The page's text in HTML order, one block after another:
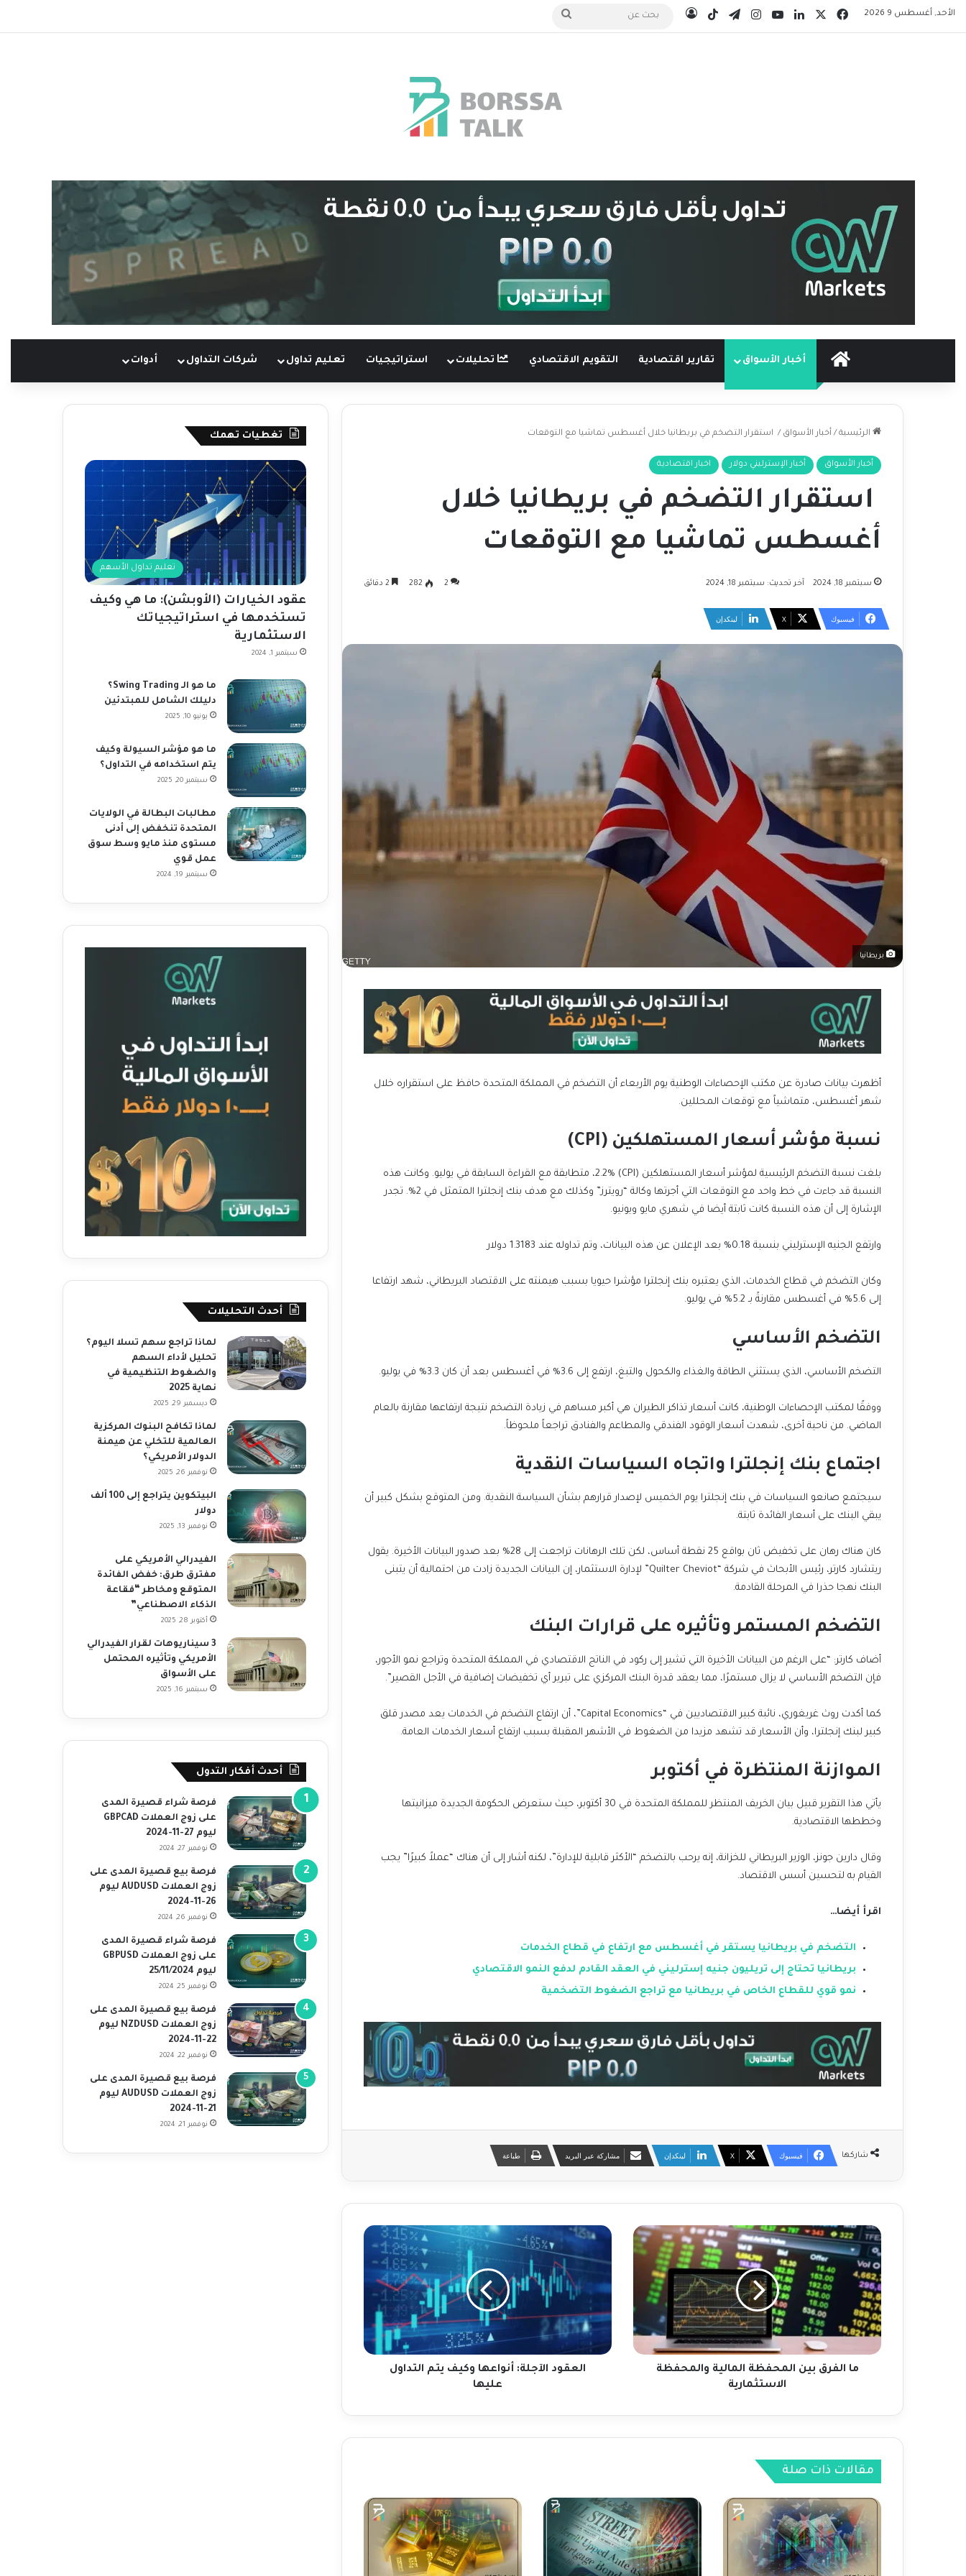
الأحد, أغسطس 9 2026 فيسبوك لينكدإن‫YouTubeانستقرامتيلقرام‫TikTokتسجيل الدخول
الرئيسيةأخبار الأسواق تقارير اقتصادية التقويم الاقتصادي تحليلات استراتيجيات تعليم تداول شركات التداول أدوات
الرئيسية / أخبار الأسواق / استقرار التضخم في بريطانيا خلال أغسطس تماشيا مع التوقعات
أخبار الأسواق أخبار الإسترليني دولار اخبار اقتصادية
استقرار التضخم في بريطانيا خلال
أغسطس تماشيا مع التوقعات
سبتمبر 18, 2024 آخر تحديث: سبتمبر 18, 2024 2
282
فيسبوك ‫X لينكدإن
بريطانيا
أظهرت بيانات صادرة عن مكتب الإحصاءات الوطنية يوم الأربعاء أن التضخم في المملكة المتحدة حافظ على استقراره خلال
شهر أغسطس، متماشياً مع توقعات المحللين.
نسبة مؤشر أسعار المستهلكين (CPI)
بلغت نسبة التضخم الرئيسية لمؤشر أسعار المستهلكين (CPI) 2.2%، متطابقة مع القراءة السابقة في يوليو. وكانت هذه
النسبة قد جاءت في خط واحد مع التوقعات التي أجرتها وكالة “رويترز” وكذلك مع هدف بنك إنجلترا المتمثل في 2%. تجدر
الإشارة إلى أن هذه النسبة كانت ثابتة أيضا في شهري مايو ويونيو.
وارتفع الجنيه الإسترليني بنسبة 0.18% بعد الإعلان عن هذه البيانات، وتم تداوله عند 1.3183 دولار
وكان التضخم في قطاع الخدمات، الذي يعتبره بنك إنجلترا مؤشرا حيويا بسبب هيمنته على الاقتصاد البريطاني، شهد ارتفاعا
إلى 5.6% في أغسطس مقارنةً بـ 5.2% في يوليو.
التضخم الأساسي
التضخم الأساسي، الذي يستثني الطاقة والغذاء والكحول والتبغ، ارتفع إلى 3.6% في أغسطس بعد أن كان 3.3% في يوليو.
ووفقًا لمكتب الإحصاءات الوطنية، كانت أسعار تذاكر الطيران هي أكبر مساهم في زيادة التضخم نتيجة ارتفاعها مقارنة بالعام
الماضي. من ناحية أخرى، شهدت أسعار الوقود الفندقي والمطاعم والفنادق تراجعاً ملحوظاً.
اجتماع بنك إنجلترا واتجاه السياسات النقدية
سيجتمع صانعو السياسات في بنك إنجلترا يوم الخميس لإصدار قرارهم بشأن السياسة النقدية. ومن المتوقع بشكل كبير أن
يبقي البنك على أسعار الفائدة ثابتة.
كان هناك رهان على تخفيض ثان بواقع 25 نقطة أساس، لكن تلك الرهانات تراجعت إلى 28% بعد صدور البيانات الأخيرة. يقول
ريتشارد كارتر، رئيس الأبحاث في شركة “Quilter Cheviot” لإدارة الاستثمار، إن البيانات الجديدة زادت من احتمالية أن يتبنى
البنك نهجا حذرا في المرحلة القادمة.
التضخم المستمر وتأثيره على قرارات البنك
أضاف كارتر: “على الرغم من البيانات الأخيرة التي تشير إلى ركود في الناتج الاقتصادي في المملكة المتحدة وتراجع نمو الأجور،
فإن التضخم الأساسي لا يزال مستمرًا، مما يعقد قدرة البنك المركزي على تبرير أي تخفيضات إضافية في الأجل القصير”.
كما أكدت روث غريغوري، نائبة كبير الاقتصاديين في “Capital Economics”، أن ارتفاع التضخم في الخدمات يعد مصدر قلق
كبير لبنك إنجلترا، وأن الأسعار قد تشهد مزيدا من الضغوط في الأشهر المقبلة بسبب ارتفاع أسعار الخدمات العامة.
الموازنة المنتظرة في أكتوبر
يأتي هذا التقرير قبيل بيان الخريف المنتظر للمملكة المتحدة في 30 أكتوبر، حيث ستعرض الحكومة الجديدة ميزانيتها
وخططها الاقتصادية.
وقال دارين جونز، الوزير البريطاني للخزانة، إنه يرحب بالتضخم “الأكثر قابلية للإدارة”، لكنه أشار إلى أن هناك “عملاً كبيرًا” يجب
القيام به لتحسين أسس الاقتصاد.
اقرأ أيضا…
التضخم في بريطانيا يستقر في أغسطس مع ارتفاع في قطاع الخدمات
بريطانيا تحتاج إلى تريليون جنيه إسترليني في العقد القادم لدفع النمو الاقتصادي
نمو قوي للقطاع الخاص في بريطانيا مع تراجع الضغوط التضخمية
شاركها فيسبوك ‫X لينكدإن مشاركة عبر البريد طباعة
م
ا
ا
ل
ف
ر
ق
ب
ي
م
ظ
ل
ما الفرق بين المحفظة المالية والمحفظة
الاستثمارية
ا
ع
و
ا
آ
:
ه
ا
و
ك
ي
العقود الآجلة: أنواعها وكيف يتم التداول
عليها
مقالات ذات صلة
تغطيات تهمك
تعليم تداول الأسهم
عقود الخيارات (الأوبشن): ما هي وكيف
تستخدمها في استراتيجياتك
الاستثمارية
سبتمبر 1, 2024
ما هو الـ Swing Trading؟
دليلك الشامل للمبتدئين
يونيو 10, 2025
ما هو مؤشر السيولة وكيف
يتم استخدامه في التداول؟
سبتمبر 20, 2025
مطالبات البطالة في الولايات
المتحدة تنخفض إلى أدنى
مستوى منذ مايو وسط سوق
عمل قوي
سبتمبر 19, 2024
أحدث التحليلات
لماذا تراجع سهم تسلا اليوم؟
تحليل لأداء السهم
والضغوط التنظيمية في
نهاية 2025
ديسمبر 29, 2025
لماذا تكافح البنوك المركزية
العالمية للتخلي عن هيمنة
الدولار الأمريكي؟
نوفمبر 26, 2025
البيتكوين يتراجع إلى 100 ألف
دولار
نوفمبر 13, 2025
الفيدرالي الأمريكي على
مفترق طرق: خفض الفائدة
المتوقع ومخاطر “فقاعة
الذكاء الاصطناعي”
أكتوبر 28, 2025
3 سيناريوهات لقرار الفيدرالي
الأمريكي وتأثيره المحتمل
على الأسواق
سبتمبر 16, 2025
أحدث أفكار التدول
فرصة شراء قصيرة المدى
على زوج العملات GBPCAD
ليوم 27-11-2024
نوفمبر 27, 2024
فرصة بيع قصيرة المدى على
زوج العملات AUDUSD ليوم
26-11-2024
نوفمبر 26, 2024
فرصة شراء قصيرة المدى
على زوج العملات GBPUSD
ليوم 25/11/2024
نوفمبر 25, 2024
فرصة بيع قصيرة المدى على
زوج العملات NZDUSD ليوم
22-11-2024
نوفمبر 22, 2024
فرصة بيع قصيرة المدى على
زوج العملات AUDUSD ليوم
21-11-2024
نوفمبر 21, 2024